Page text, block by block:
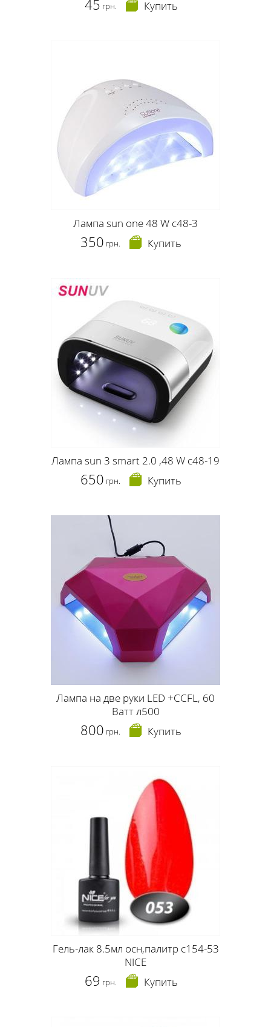
45 грн. Купить
Лампа sun one 48 W c48-3
350 грн. Купить
Лампа sun 3 smart 2.0 ,48 W c48-19
650 грн. Купить
Лампа на две руки LED +CCFL, 60
Ватт л500
800 грн. Купить
Гель-лак 8.5мл осн,палитр c154-53
NICE
69 грн. Купить